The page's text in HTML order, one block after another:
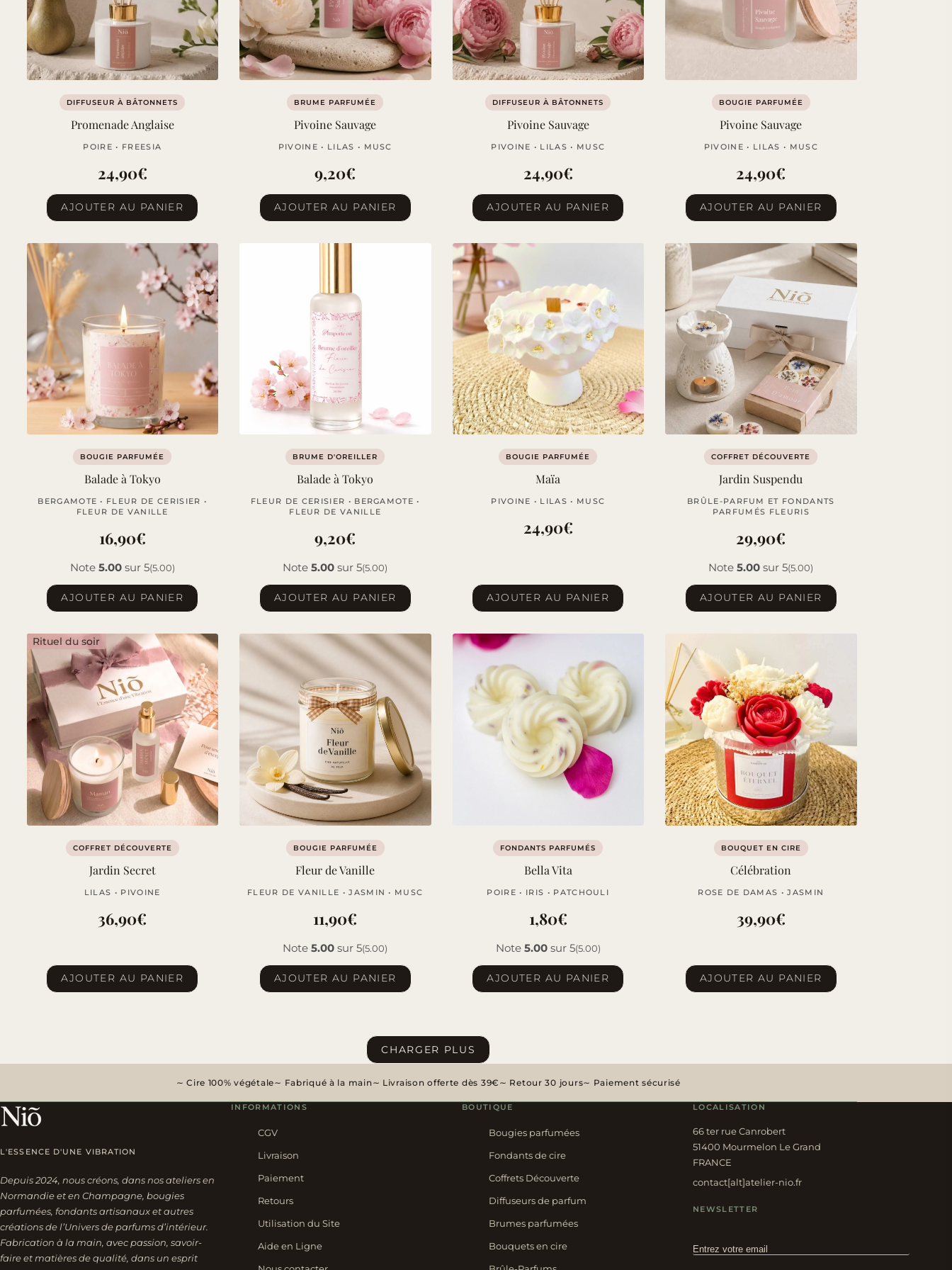
DIFFUSEUR À BÂTONNETS
Promenade Anglaise
POIRE • FREESIA
24,90€
AJOUTER AU PANIER
BRUME PARFUMÉE
Pivoine Sauvage
PIVOINE • LILAS • MUSC
9,20€
AJOUTER AU PANIER
DIFFUSEUR À BÂTONNETS
Pivoine Sauvage
PIVOINE • LILAS • MUSC
24,90€
AJOUTER AU PANIER
BOUGIE PARFUMÉE
Pivoine Sauvage
PIVOINE • LILAS • MUSC
24,90€
AJOUTER AU PANIER
BOUGIE PARFUMÉE
Balade à Tokyo
BERGAMOTE • FLEUR DE CERISIER •
FLEUR DE VANILLE
16,90€
Note 5.00sur 5(5.00)
AJOUTER AU PANIER
BRUME D'OREILLER
Balade à Tokyo
FLEUR DE CERISIER • BERGAMOTE •
FLEUR DE VANILLE
9,20€
Note5.00 sur 5(5.00)
AJOUTER AU PANIER
BOUGIE PARFUMÉE
Maïa
PIVOINE • LILAS • MUSC
24,90€
AJOUTER AU PANIER
COFFRET DÉCOUVERTE
Jardin Suspendu
BRÛLE-PARFUM ET FONDANTS
PARFUMÉS FLEURIS
29,90€
Note5.00 sur 5(5.00)
AJOUTER AU PANIER
Rituel du soir
COFFRET DÉCOUVERTE
Jardin Secret
LILAS • PIVOINE
36,90€
AJOUTER AU PANIER
BOUGIE PARFUMÉE
Fleur de Vanille
FLEUR DE VANILLE • JASMIN • MUSC
11,90€
Note5.00 sur 5(5.00)
AJOUTER AU PANIER
FONDANTS PARFUMÉS
Bella Vita
POIRE • IRIS • PATCHOULI
1,80€
Note 5.00sur 5(5.00)
AJOUTER AU PANIER
BOUQUET EN CIRE
Célébration
ROSE DE DAMAS • JASMIN
39,90€
AJOUTER AU PANIER
CHARGER PLUS
Cire 100% végétale Fabriqué à la main Livraison offerte dès 39€ Retour 30 jours Paiement sécurisé
L'ESSENCE D'UNE VIBRATION
Depuis 2024, nous créons, dans nos ateliers en
Normandie et en Champagne, bougies
parfumées, fondants artisanaux et autres
créations de l’Univers de parfums d’intérieur.
Fabrication à la main, avec passion, savoir-
faire et matières de qualité, dans un esprit
INFORMATIONS
CGV
Livraison
Paiement
Retours
Utilisation du Site
Aide en Ligne
BOUTIQUE
Bougies parfumées
Fondants de cire
Coffrets Découverte
Diffuseurs de parfum
Brumes parfumées
Bouquets en cire
LOCALISATION
66 ter rue Canrobert
51400 Mourmelon Le Grand
FRANCE
contact[alt]atelier-nio.fr
NEWSLETTER